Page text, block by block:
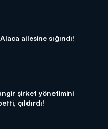
ailesine sığındı!
şirket yönetimini
çıldırdı!